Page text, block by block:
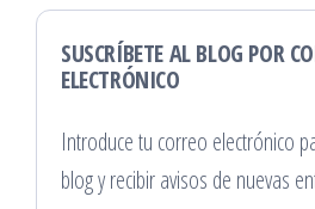
SUSCRÍBETE AL BLOG POR
ELECTRÓNICO
Introduce tu correo electrónico
blog y recibir avisos de nuevas